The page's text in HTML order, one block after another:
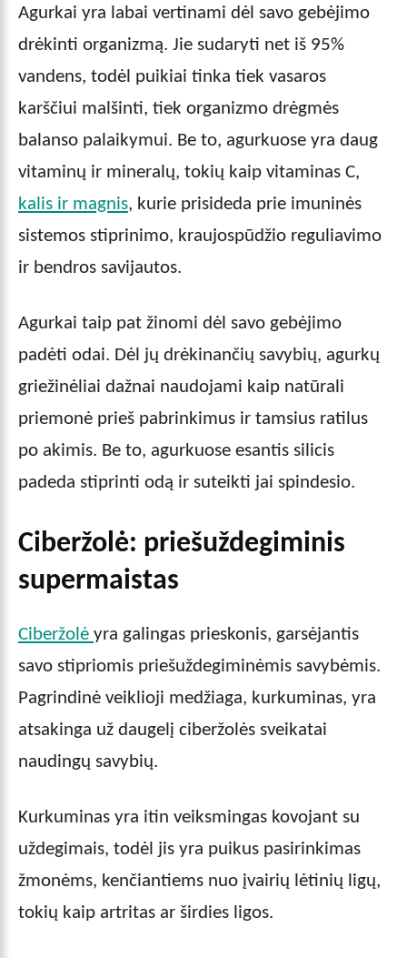
Agurkai yra labai vertinami dėl savo gebėjimo
drėkinti organizmą. Jie sudaryti net iš 95%
vandens, todėl puikiai tinka tiek vasaros
karščiui malšinti, tiek organizmo drėgmės
balanso palaikymui. Be to, agurkuose yra daug
vitaminų ir mineralų, tokių kaip vitaminas C,
kalis ir magnis, kurie prisideda prie imuninės
sistemos stiprinimo, kraujospūdžio reguliavimo
ir bendros savijautos.
Agurkai taip pat žinomi dėl savo gebėjimo
padėti odai. Dėl jų drėkinančių savybių, agurkų
griežinėliai dažnai naudojami kaip natūrali
priemonė prieš pabrinkimus ir tamsius ratilus
po akimis. Be to, agurkuose esantis silicis
padeda stiprinti odą ir suteikti jai spindesio.
Ciberžolė: priešuždegiminis
supermaistas
Ciberžolė yra galingas prieskonis, garsėjantis
savo stipriomis priešuždegiminėmis savybėmis.
Pagrindinė veiklioji medžiaga, kurkuminas, yra
atsakinga už daugelį ciberžolės sveikatai
naudingų savybių.
Kurkuminas yra itin veiksmingas kovojant su
uždegimais, todėl jis yra puikus pasirinkimas
žmonėms, kenčiantiems nuo įvairių lėtinių ligų,
tokių kaip artritas ar širdies ligos.